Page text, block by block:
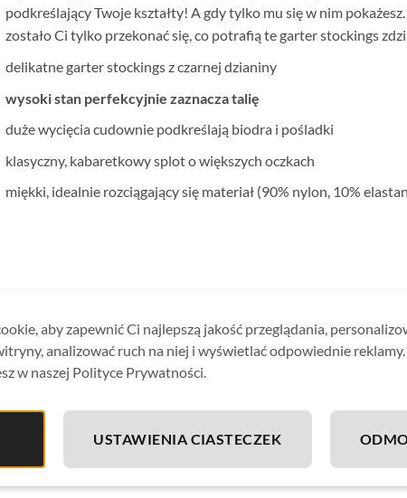
podkreślający Twoje kształty! A gdy tylko mu się w nim
zostało Ci tylko przekonać się, co potrafią te garter stockings
delikatne garter stockings z czarnej dzianiny
wysoki stan perfekcyjnie zaznacza talię
duże wycięcia cudownie podkreślają biodra i pośladki
klasyczny, kabaretkowy splot o większych oczkach
miękki, idealnie rozciągający się materiał (90% nylon, 10%
aby zapewnić Ci najlepszą jakość przeglądania,
analizować ruch na niej i wyświetlać odpowiednie
w naszej Polityce Prywatności.
USTAWIENIA CIASTECZEK